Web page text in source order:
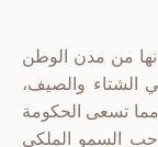
من مدن الوطن
الشتاء والصيف،
مما تسعى الحكومة
السمو الملكي